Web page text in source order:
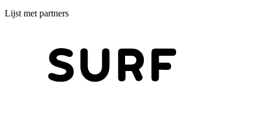
Lijst met partners